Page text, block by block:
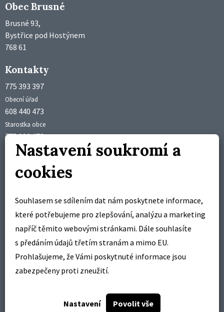
Obec Brusné
Brusné 93,
Bystřice pod Hostýnem
768 61
Kontakty
775 393 397
Obecní úřad
608 440 473
Starostka obce
775 992 473
Účetní obce
starosta@brusne.cz
Úřední hodiny
pondělí 18:00 – 19:00 hodin
středa 18:00 – 19:00 hodin
Pracovní doba
pondělí – pátek
7:00 – 14:30
Nastavení soukromí a
cookies
Souhlasem se sdílením dat nám poskytnete informace,
které potřebujeme pro zlepšování, analýzu a marketing
napříč těmito webovými stránkami. Dále souhlasíte
s předáním údajů třetím stranám a mimo EU.
Prohlašujeme, že Vámi poskytnuté informace jsou
zabezpečeny proti zneužití.
Nastavení Povolit vše